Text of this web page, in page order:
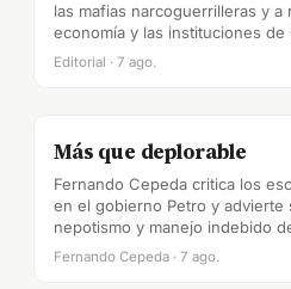
las mafias narcoguerrilleras y
economía y las instituciones de
Editorial · 7 ago.
Más que deplorable
Fernando Cepeda critica los
en el gobierno Petro y
nepotismo y manejo indebido
Fernando Cepeda · 7 ago.